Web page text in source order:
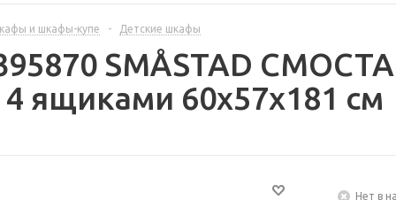
и шкафы-купе - Детские шкафы
SMÅSTAD
4 ящиками 60x57x181 см
Нет в